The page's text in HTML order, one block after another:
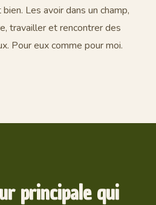
Les avoir dans un champ,
travailler et rencontrer des
Pour eux comme pour moi.
principale qui